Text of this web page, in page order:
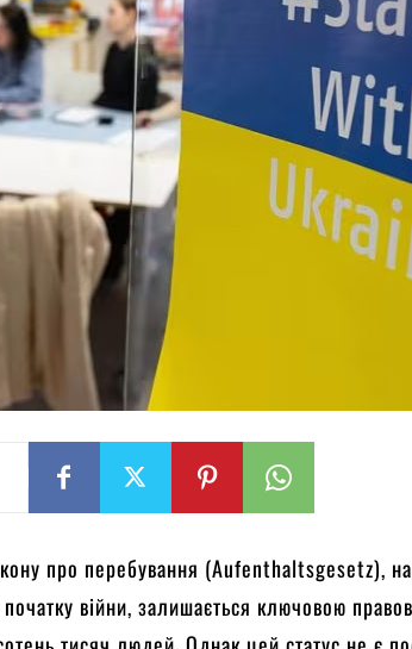
про перебування (Aufenthaltsgesetz),
війни, залишається ключовою